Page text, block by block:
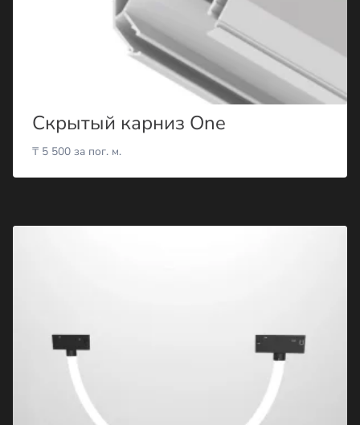
Скрытый карниз One
₸ 5 500 за пог. м.